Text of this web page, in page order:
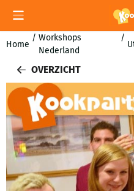
Cookievoorkeuren zijn
Home
/ Workshops
Nederland
/
OVERZICHT